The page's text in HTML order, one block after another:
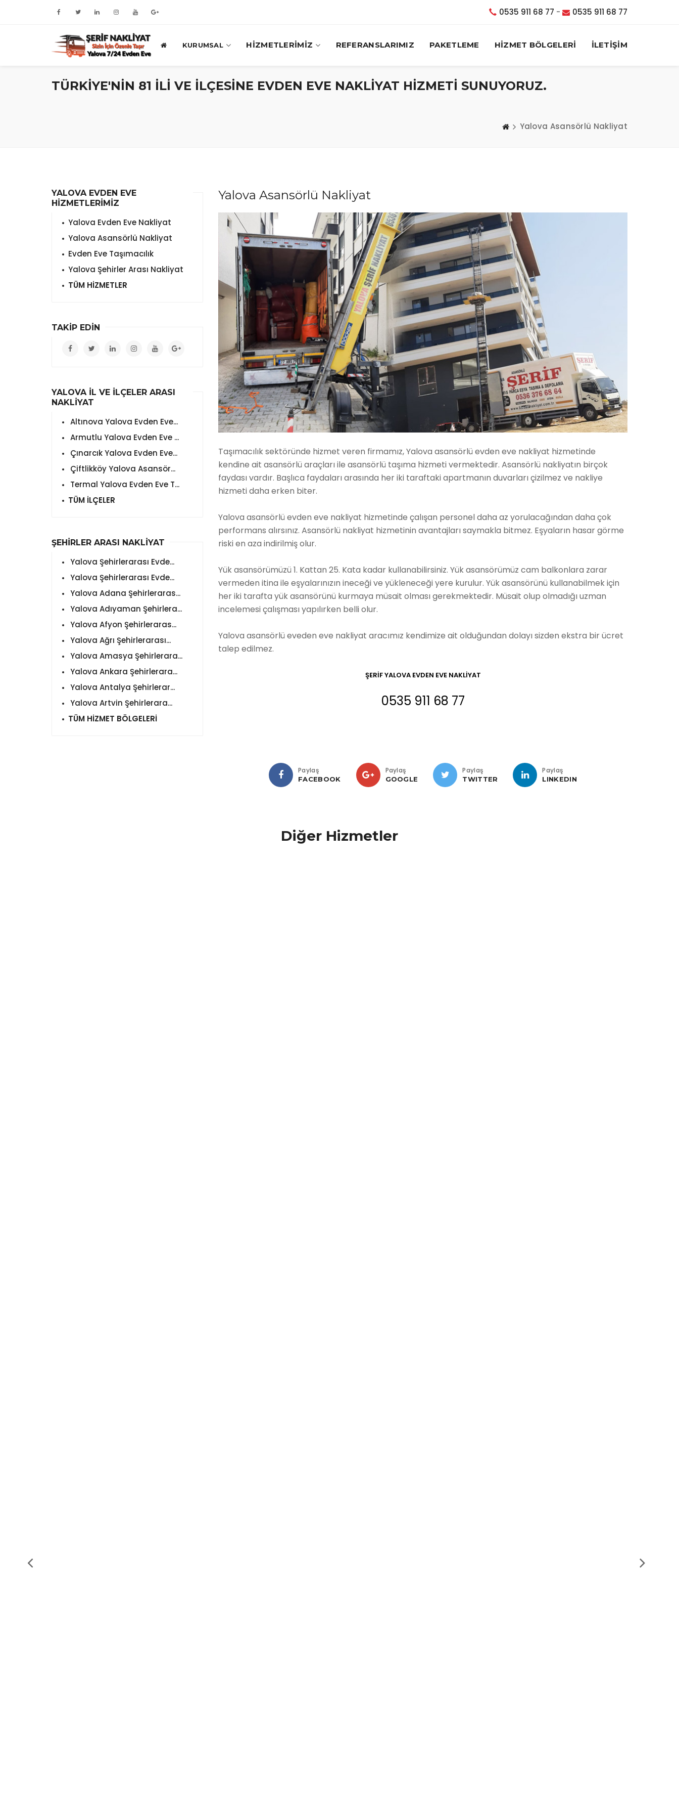
0535 911 68 77 - 0535 911 68 77
KURUMSAL HİZMETLERİMİZ REFERANSLARIMIZ PAKETLEME HİZMET BÖLGELERİ İLETİŞİM
TÜRKİYE'NİN 81 İLİ VE İLÇESİNE EVDEN EVE NAKLİYAT HİZMETİ SUNUYORUZ.
Yalova Asansörlü Nakliyat
Yalova Asansörlü Nakliyat
Taşımacılık sektöründe hizmet veren firmamız, Yalova asansörlü evden eve nakliyat hizmetinde
kendine ait asansörlü araçları ile asansörlü taşıma hizmeti vermektedir. Asansörlü nakliyatın birçok
faydası vardır. Başlıca faydaları arasında her iki taraftaki apartmanın duvarları çizilmez ve nakliye
hizmeti daha erken biter.
Yalova asansörlü evden eve nakliyat hizmetinde çalışan personel daha az yorulacağından daha çok
performans alırsınız. Asansörlü nakliyat hizmetinin avantajları saymakla bitmez. Eşyaların hasar görme
riski en aza indirilmiş olur.
Yük asansörümüzü 1. Kattan 25. Kata kadar kullanabilirsiniz. Yük asansörümüz cam balkonlara zarar
vermeden itina ile eşyalarınızın ineceği ve yükleneceği yere kurulur. Yük asansörünü kullanabilmek için
her iki tarafta yük asansörünü kurmaya müsait olması gerekmektedir. Müsait olup olmadığı uzman
incelemesi çalışması yapılırken belli olur.
Yalova asansörlü eveden eve nakliyat aracımız kendimize ait olduğundan dolayı sizden ekstra bir ücret
talep edilmez.
ŞERİFYALOVA EVDEN EVENAKLİYAT
0535 911 68 77
Paylaş
FACEBOOK
Paylaş
GOOGLE
Paylaş
TWITTER
Paylaş
LINKEDIN
YALOVA EVDEN EVE
HİZMETLERİMİZ
Yalova Evden Eve Nakliyat
Yalova Asansörlü Nakliyat
Evden Eve Taşımacılık
Yalova Şehirler Arası Nakliyat
TÜM HİZMETLER
TAKİP EDİN
YALOVA İL VE İLÇELER ARASI
NAKLİYAT
Altınova Yalova Evden Eve...
Armutlu Yalova Evden Eve ...
Çınarcık Yalova Evden Eve...
Çiftlikköy Yalova Asansör...
Termal Yalova Evden Eve T...
TÜM İLÇELER
ŞEHİRLER ARASI NAKLİYAT
Yalova Şehirlerarası Evde...
Yalova Şehirlerarası Evde...
Yalova Adana Şehirleraras...
Yalova Adıyaman Şehirlera...
Yalova Afyon Şehirleraras...
Yalova Ağrı Şehirlerarası...
Yalova Amasya Şehirlerara...
Yalova Ankara Şehirlerara...
Yalova Antalya Şehirlerar...
Yalova Artvin Şehirlerara...
TÜM HİZMET BÖLGELERİ
Diğer Hizmetler